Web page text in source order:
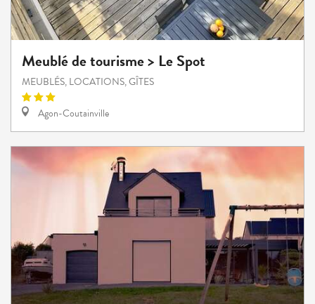
Meublé de tourisme > Le Spot
MEUBLÉS, LOCATIONS, GÎTES
Agon-Coutainville